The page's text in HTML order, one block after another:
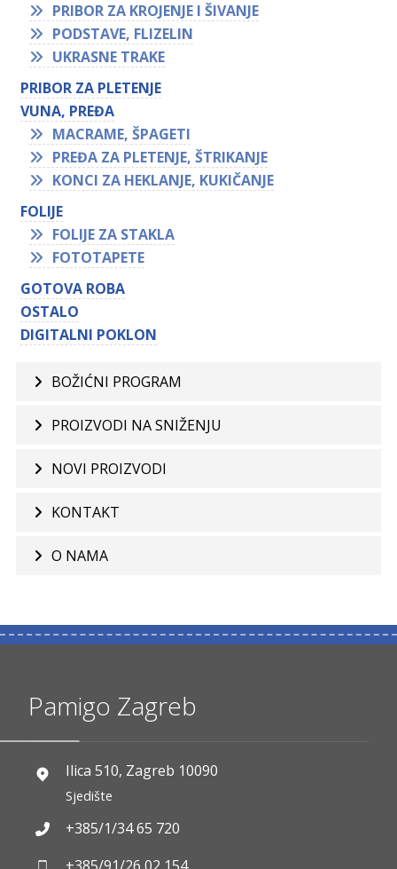
PRIBOR ZA KROJENJE I ŠIVANJE
PODSTAVE, FLIZELIN
UKRASNE TRAKE
PRIBOR ZA PLETENJE
VUNA, PREĐA
MACRAME, ŠPAGETI
PREĐA ZA PLETENJE, ŠTRIKANJE
KONCI ZA HEKLANJE, KUKIČANJE
FOLIJE
FOLIJE ZA STAKLA
FOTOTAPETE
GOTOVA ROBA
OSTALO
DIGITALNI POKLON
BOŽIĆNI PROGRAM
PROIZVODI NA SNIŽENJU
NOVI PROIZVODI
KONTAKT
O NAMA
Pamigo Zagreb
Ilica 510, Zagreb 10090
Sjedište
+385/1/34 65 720